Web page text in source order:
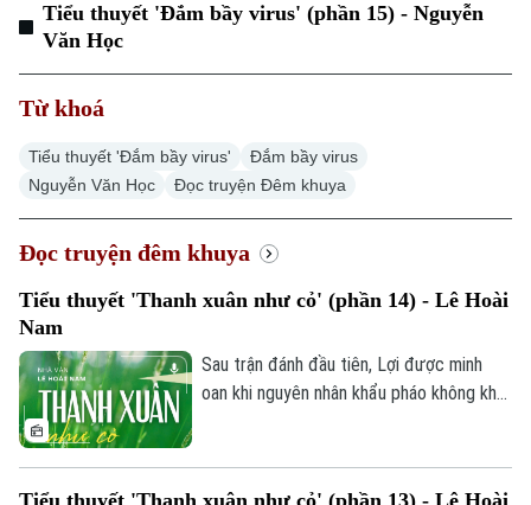
Thời sự
Hà Nội
Chính trị
An ninh trật tự
Công nghệ
Hà Nội
Nhịp sống Hà Nội
Người Hà Nội
Ẩm thực
Thế giới
Quân sự
Người Việt 4 phương
Kinh tế
Tin tức
Cafe sáng
Tài chính Ngân hàng
Doanh nghiệp
Nhà đất
Tin tức
Đầu tư
Tàu và Xe
Ô tô
Tàu
Giáo dục
Tiểu thuyết 'Đắm bầy virus' (phần 15) - Nguyễn
Văn Học
Từ khoá
Tiểu thuyết 'Đắm bầy virus'
Đắm bầy virus
Nguyễn Văn Học
Đọc truyện Đêm khuya
Đọc truyện đêm khuya
Tiểu thuyết 'Thanh xuân như cỏ' (phần 14) - Lê Hoài
Nam
Sau trận đánh đầu tiên, Lợi được minh
oan khi nguyên nhân khẩu pháo không khai
Tiểu thuyết 'Thanh xuân như cỏ' (phần 13) - Lê Hoài